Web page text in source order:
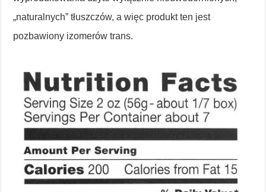
„naturalnych” tłuszczów, a więc produkt ten jest
pozbawiony izomerów trans.